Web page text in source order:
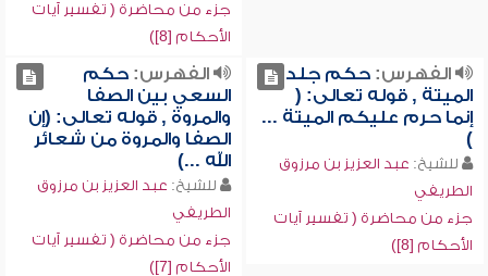
جزء من محاضرة ( تفسير آيات
الأحكام [8])
الفهرس:حكم جلد
الميتة , قوله تعالى: (
إنما حرم عليكم الميتة ...
)
للشيخ: عبد العزيز بن مرزوق
الطريفي
جزء من محاضرة ( تفسير آيات
الأحكام [8])
الفهرس:حكم
السعي بين الصفا
والمروة , قوله تعالى: (إن
الصفا والمروة من شعائر
الله ...)
للشيخ: عبد العزيز بن مرزوق
الطريفي
جزء من محاضرة ( تفسير آيات
الأحكام [7])